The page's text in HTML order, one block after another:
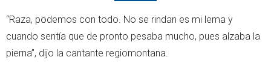
“Raza, podemos con todo. No se rindan es mi lema y
cuando sentía que de pronto pesaba mucho, pues alzaba la
pierna”, dijo la cantante regiomontana.